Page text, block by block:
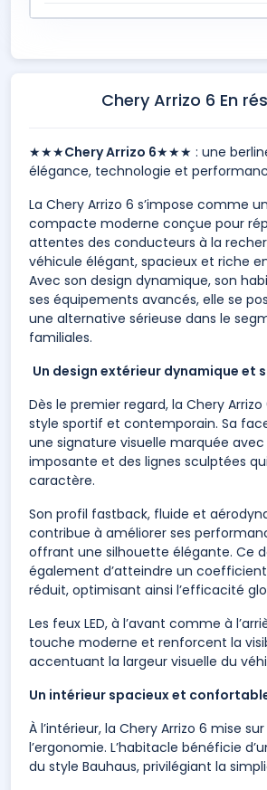
Chery Arrizo 6 En
★★★Chery Arrizo 6★★★ : une
élégance, technologie et
La Chery Arrizo 6 s’impose comme
compacte moderne conçue pour
attentes des conducteurs à la
véhicule élégant, spacieux et riche
Avec son design dynamique, son
ses équipements avancés, elle se
une alternative sérieuse dans le
familiales.
Un design extérieur dynamique et
Dès le premier regard, la Chery
style sportif et contemporain. Sa
une signature visuelle marquée
imposante et des lignes sculptées
caractère.
Son profil fastback, fluide et
contribue à améliorer ses
offrant une silhouette élégante. Ce
également d’atteindre un
réduit, optimisant ainsi l’efficacité
Les feux LED, à l’avant comme à
touche moderne et renforcent la
accentuant la largeur visuelle du
Un intérieur spacieux et
À l’intérieur, la Chery Arrizo 6 mise
l’ergonomie. L’habitacle bénéficie
du style Bauhaus, privilégiant la